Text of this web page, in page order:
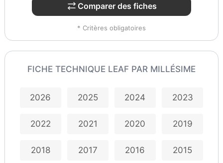
Comparer des fiches
* Critères obligatoires
FICHE TECHNIQUE LEAF PAR MILLÉSIME
2026 2025 2024 2023
2022 2021 2020 2019
2018 2017 2016 2015